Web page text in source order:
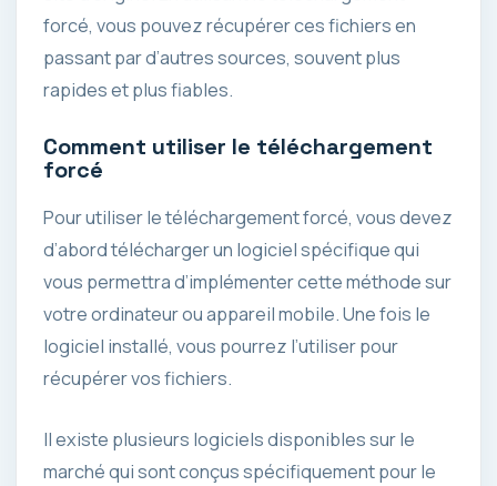
forcé, vous pouvez récupérer ces fichiers en
passant par d’autres sources, souvent plus
rapides et plus fiables.
Comment utiliser le téléchargement
forcé
Pour utiliser le téléchargement forcé, vous devez
d’abord télécharger un logiciel spécifique qui
vous permettra d’implémenter cette méthode sur
votre ordinateur ou appareil mobile. Une fois le
logiciel installé, vous pourrez l’utiliser pour
récupérer vos fichiers.
Il existe plusieurs logiciels disponibles sur le
marché qui sont conçus spécifiquement pour le